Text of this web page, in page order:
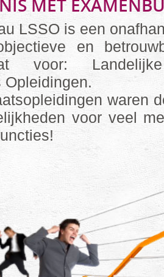
MET
LSSO is een
en
voor: Landelijke
Opleidingen.
waren
voor veel